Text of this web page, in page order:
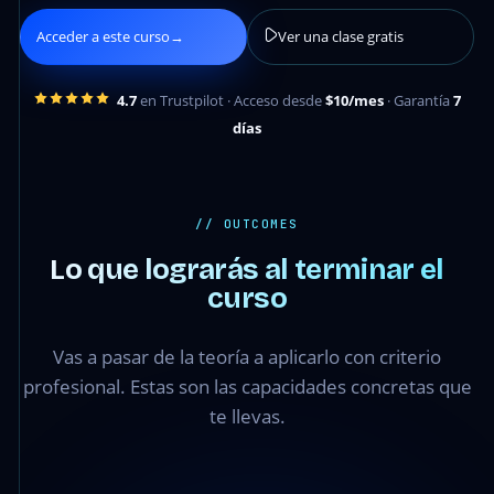
Acceder a este curso→ Ver una clase gratis
4.7en Trustpilot · Acceso desde$10/mes · Garantía7
días
// OUTCOMES
Lo que lograrás al terminar el
curso
Vas a pasar de la teoría a aplicarlo con criterio
profesional. Estas son las capacidades concretas que
te llevas.